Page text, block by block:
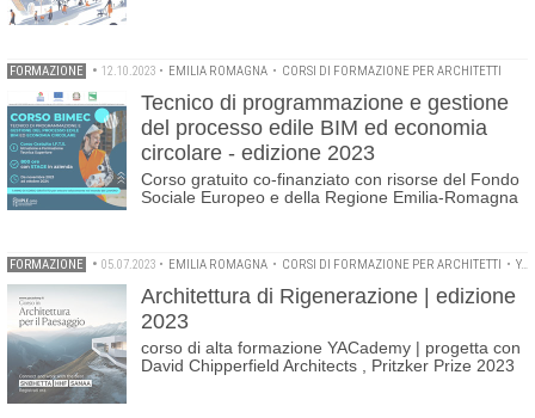
FORMAZIONE • 12.10.2023 • EMILIA ROMAGNA • CORSI DI FORMAZIONE PER ARCHITETTI
Tecnico di programmazione e gestione
del processo edile BIM ed economia
circolare - edizione 2023
Corso gratuito co-finanziato con risorse del Fondo
Sociale Europeo e della Regione Emilia-Romagna
FORMAZIONE • 05.07.2023 • EMILIA ROMAGNA • CORSI DI FORMAZIONE PER ARCHITETTI • YACADEMY
Architettura di Rigenerazione | edizione
2023
corso di alta formazione YACademy | progetta con
David Chipperfield Architects , Pritzker Prize 2023